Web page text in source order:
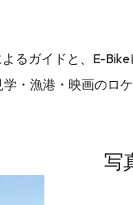
るガイドと、E-
・漁港・映画のロ
写